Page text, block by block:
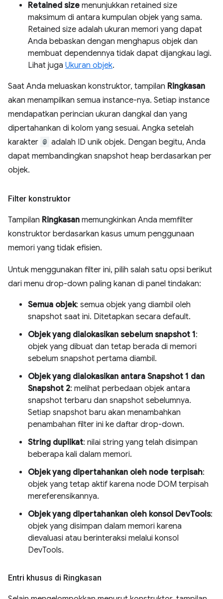
Retained size menunjukkan retained size
maksimum di antara kumpulan objek yang sama.
Retained size adalah ukuran memori yang dapat
Anda bebaskan dengan menghapus objek dan
membuat dependennya tidak dapat dijangkau lagi.
Lihat juga Ukuran objek.
Saat Anda meluaskan konstruktor, tampilan Ringkasan
akan menampilkan semua instance-nya. Setiap instance
mendapatkan perincian ukuran dangkal dan yang
dipertahankan di kolom yang sesuai. Angka setelah
karakter @ adalah ID unik objek. Dengan begitu, Anda
dapat membandingkan snapshot heap berdasarkan per
objek.
Filter konstruktor
Tampilan Ringkasan memungkinkan Anda memfilter
konstruktor berdasarkan kasus umum penggunaan
memori yang tidak efisien.
Untuk menggunakan filter ini, pilih salah satu opsi berikut
dari menu drop-down paling kanan di panel tindakan:
Semua objek: semua objek yang diambil oleh
snapshot saat ini. Ditetapkan secara default.
Objek yang dialokasikan sebelum snapshot 1:
objek yang dibuat dan tetap berada di memori
sebelum snapshot pertama diambil.
Objek yang dialokasikan antara Snapshot 1 dan
Snapshot 2: melihat perbedaan objek antara
snapshot terbaru dan snapshot sebelumnya.
Setiap snapshot baru akan menambahkan
penambahan filter ini ke daftar drop-down.
String duplikat: nilai string yang telah disimpan
beberapa kali dalam memori.
Objek yang dipertahankan oleh node terpisah:
objek yang tetap aktif karena node DOM terpisah
mereferensikannya.
Objek yang dipertahankan oleh konsol DevTools:
objek yang disimpan dalam memori karena
dievaluasi atau berinteraksi melalui konsol
DevTools.
Entri khusus di Ringkasan